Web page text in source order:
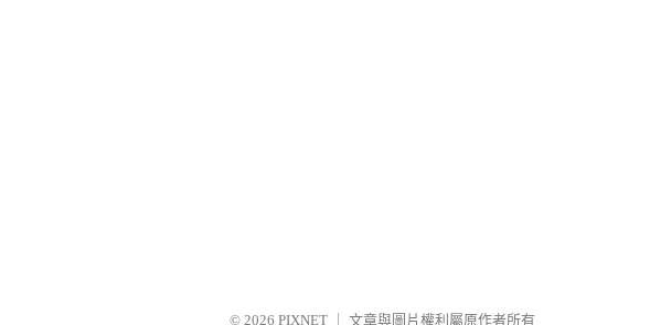
© 2026 PIXNET 文章與圖片權利屬原作者所有